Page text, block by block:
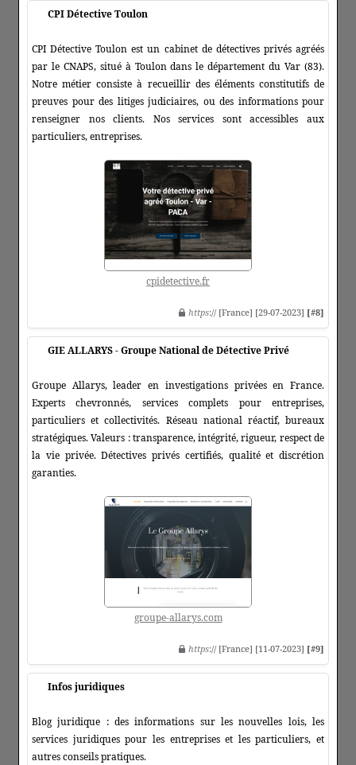
CPI Détective Toulon
CPI Détective Toulon est un cabinet de détectives privés agréés
par le CNAPS, situé à Toulon dans le département du Var (83).
Notre métier consiste à recueillir des éléments constitutifs de
preuves pour des litiges judiciaires, ou des informations pour
renseigner nos clients. Nos services sont accessibles aux
particuliers, entreprises.
cpidetective.fr
https:// [France] [29-07-2023] [#8]
GIE ALLARYS - Groupe National de Détective Privé
Groupe Allarys, leader en investigations privées en France.
Experts chevronnés, services complets pour entreprises,
particuliers et collectivités. Réseau national réactif, bureaux
stratégiques. Valeurs : transparence, intégrité, rigueur, respect de
la vie privée. Détectives privés certifiés, qualité et discrétion
garanties.
groupe-allarys.com
https:// [France] [11-07-2023] [#9]
Infos juridiques
Blog juridique : des informations sur les nouvelles lois, les
services juridiques pour les entreprises et les particuliers, et
autres conseils pratiques.